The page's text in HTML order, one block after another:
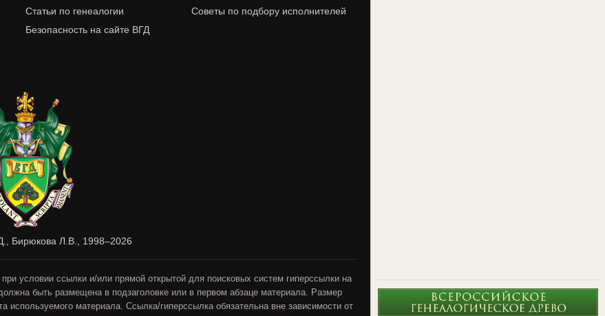
Статьи по генеалогии
Безопасность на сайте ВГД
Советы по подбору исполнителей
Бирюкова Л.В., 1998–2026
условии ссылки и/или прямой открытой для поисковых систем гиперссылки на
быть размещена в подзаголовке или в первом абзаце материала. Размер
материала. Ссылка/гиперссылка обязательна вне зависимости от